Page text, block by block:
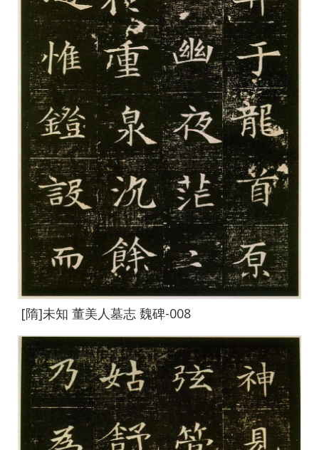
[隋]未知 董美人墓志 魏碑-008